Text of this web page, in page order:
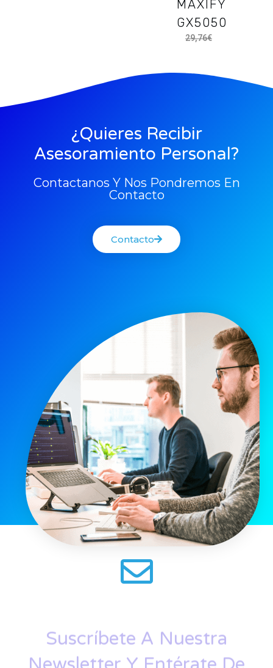
MAXIFY
GX5050
29,76€
¿Quieres Recibir
Asesoramiento Personal?
Contactanos Y Nos Pondremos En
Contacto
Contacto
Suscríbete A Nuestra